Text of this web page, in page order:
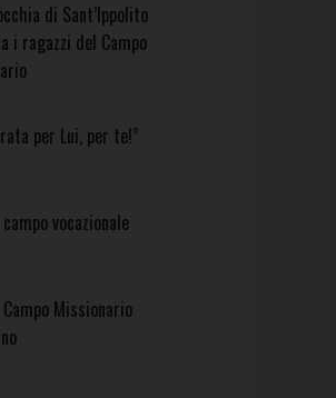
di Sant’Ippolito
i ragazzi del Campo
per Lui, per te!”
vocazionale
Missionario